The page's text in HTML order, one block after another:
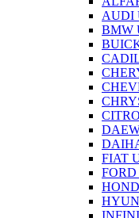
AUDI
BMW
FIAT
FORD